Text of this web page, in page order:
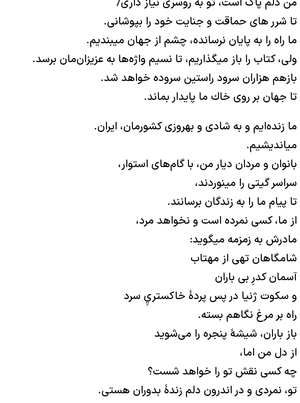
تا شرر های حماقت و جنایت خود را بپوشانی.
ما راه را به پایان نرسانده، چشم از جهان می‏بندیم.
ولی، كتاب را باز می‏گذاریم، تا نسیم واژه‌ها به عزیزان‌مان برسد.
بازهم هزاران سرود راستین سروده خواهد شد.
تا جهان بر روی خاك ما پایدار بماند.
ما زنده‌ایم و به شادی و بهروزی کشورمان، ایران.
می‏اندیشیم.
بانوان و مردان دیار من، با گام‌های استوار،
سراسر گیتی را می‏نوردند،
تا پیام ما را به زندگان برسانند.
از ما، كسی نمرده است و نخواهد ‌‌مرد،
مادرش به زمزمه می‏گوید:
شامگاهان تهی از مهتاب
آسمان کدرِ بی باران
و سكوت ژنیا در پس پردۀ خاكستريِ سرد
راه بر مرغ نگاهم بسته.
باز باران، شیشۀ پنجره را می‌شوید
از دل من اما،
چه كسی نقش تو را خواهد شست؟
تو، نمردی و در اندرون دلم زندۀ بدوران هستی.